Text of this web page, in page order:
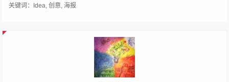
关键词： Idea ,创意 ,海报